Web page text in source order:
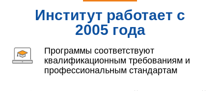
Институт работает с
2005 года
Программы соответствуют
квалификационным требованиям и
профессиональным стандартам